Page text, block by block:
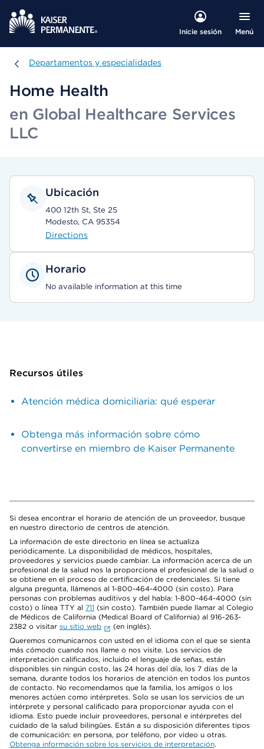
Inicie sesión Menú
Departamentos y especialidades
Departamentos y especialidades
Home Health
en Global Healthcare Services
LLC
Ubicación
400 12th St, Ste 25
Modesto, CA 95354
Directions
Horario
No available information at this time
Recursos útiles
Atención médica domiciliaria: qué esperar
Obtenga más información sobre cómo
convertirse en miembro de Kaiser Permanente
Si desea encontrar el horario de atención de un proveedor, busque
en nuestro directorio de centros de atención.
La información de este directorio en línea se actualiza
periódicamente. La disponibilidad de médicos, hospitales,
proveedores y servicios puede cambiar. La información acerca de un
profesional de la salud nos la proporciona el profesional de la salud o
se obtiene en el proceso de certificación de credenciales. Si tiene
alguna pregunta, llámenos al 1-800-464-4000 (sin costo). Para
personas con problemas auditivos y del habla: 1-800-464-4000 (sin
costo) o línea TTY al 711 (sin costo). También puede llamar al Colegio
de Médicos de California (Medical Board of California) al 916-263-
2382 o visitar su sitio web
(en inglés).
Queremos comunicarnos con usted en el idioma con el que se sienta
más cómodo cuando nos llame o nos visite. Los servicios de
interpretación calificados, incluido el lenguaje de señas, están
disponibles sin ningún costo, las 24 horas del día, los 7 días de la
semana, durante todos los horarios de atención en todos los puntos
de contacto. No recomendamos que la familia, los amigos o los
menores actúen como intérpretes. Solo se usan los servicios de un
intérprete y personal calificado para proporcionar ayuda con el
idioma. Esto puede incluir proveedores, personal e intérpretes del
cuidado de la salud bilingües. Están a su disposición diferentes tipos
de comunicación: en persona, por teléfono, por video u otras.
Obtenga información sobre los servicios de interpretación.